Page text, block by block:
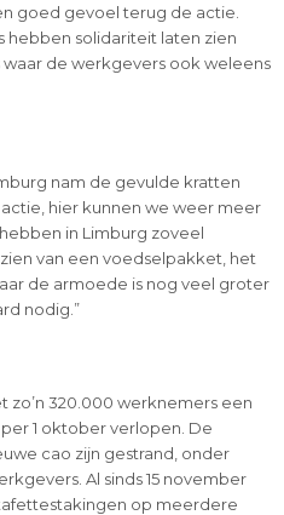
goed gevoel terug de actie.
hebben solidariteit laten zien
waar de werkgevers ook weleens
nam de gevulde kratten
hier kunnen we weer meer
in Limburg zoveel
van een voedselpakket, het
de armoede is nog veel groter
nodig.”
zo’n 320.000 werknemers een
1 oktober verlopen. De
cao zijn gestrand, onder
Al sinds 15 november
op meerdere